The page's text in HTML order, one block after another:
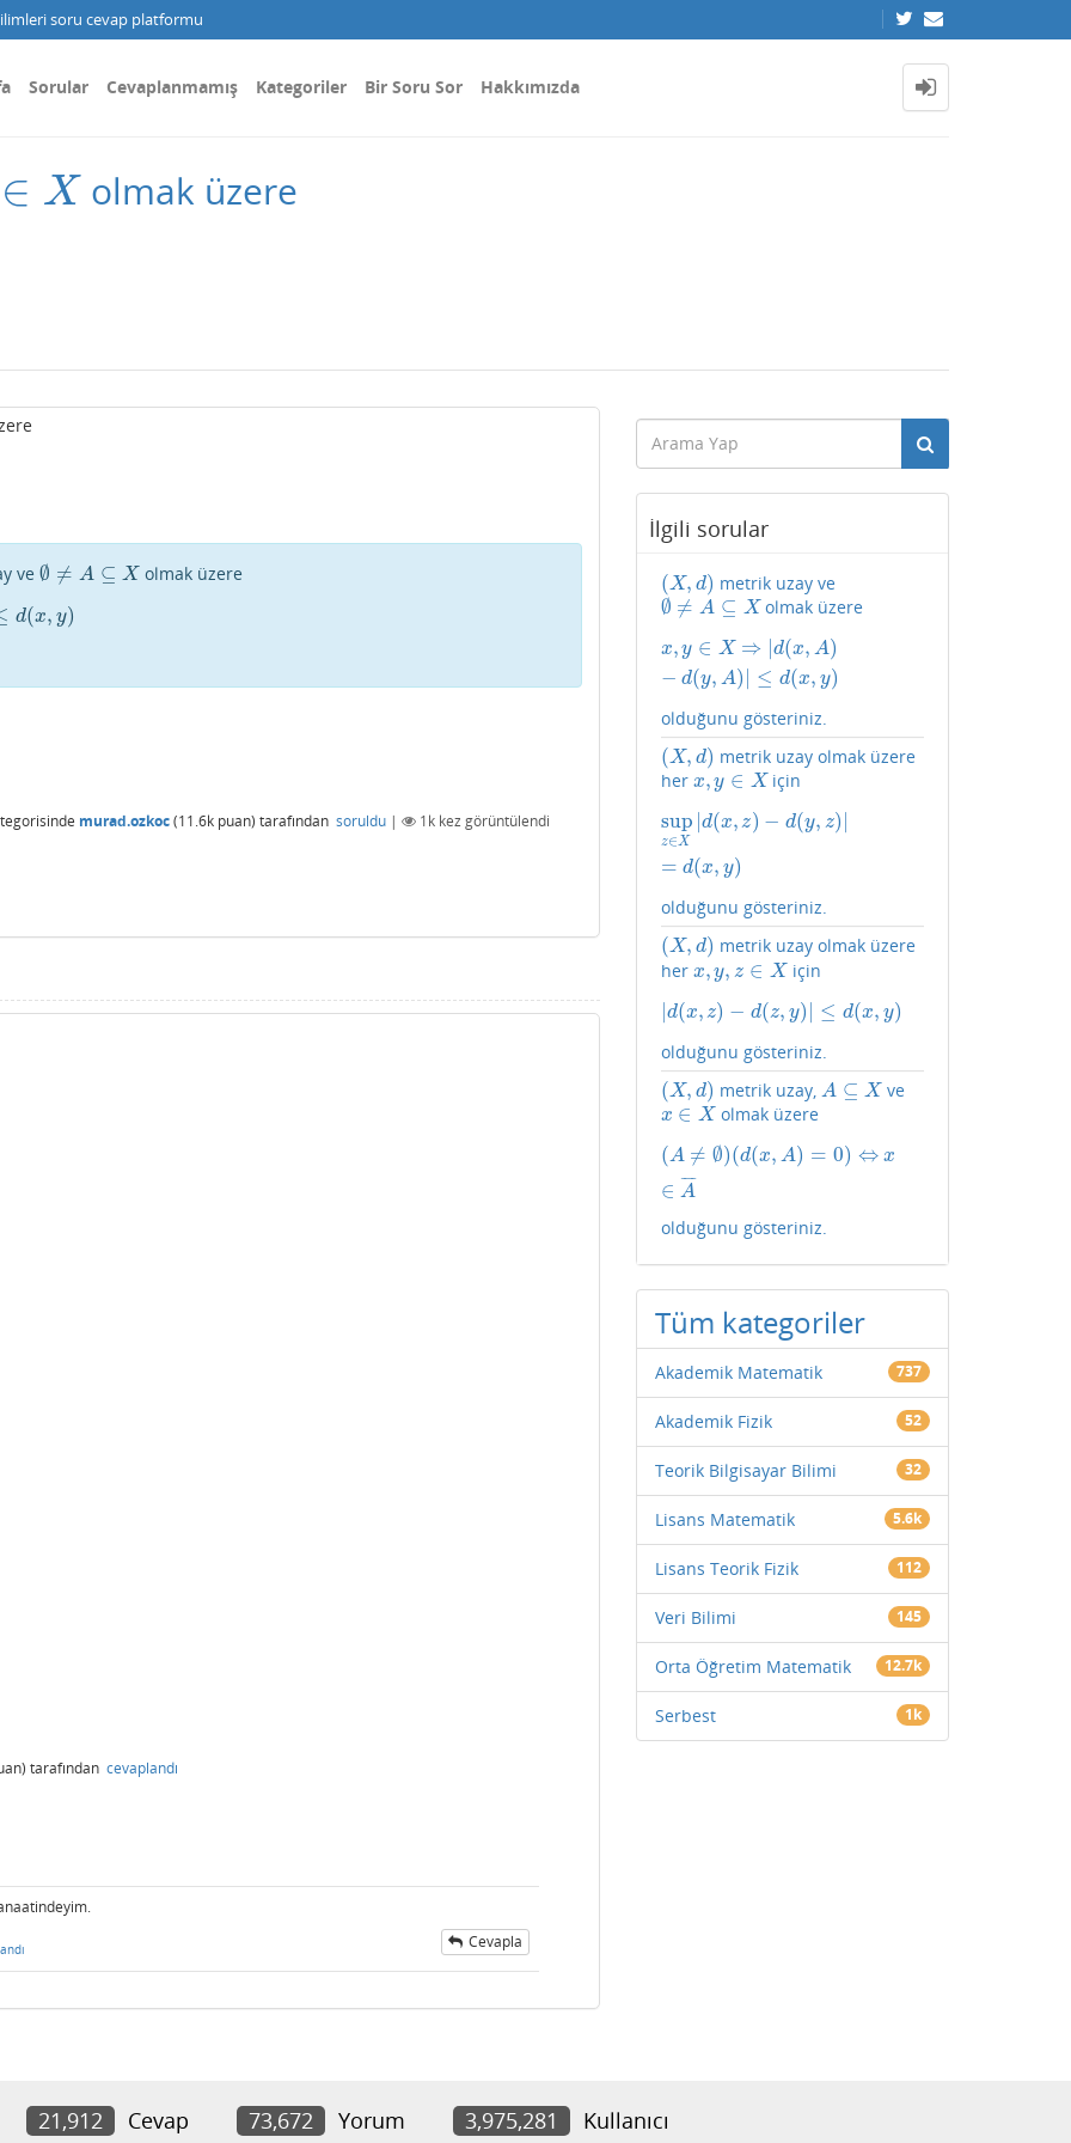
soru cevap platformu
Sorular Cevaplanmamış Kategoriler Bir Soru Sor Hakkımızda
∈ X
X olmak üzere
ve∅ ≠ A ⊆ X
∅ ≠A ⊆X olmak üzere
d(x, y)
)
murad.ozkoc(11.6k puan) tarafından soruldu | 1k kez görüntülendi
tarafından cevaplandı
Cevapla
İlgili sorular
(X, d)
(X,d) metrik uzay ve
∅ ≠ A ⊆ X
∅ ≠A ⊆X olmak üzere
x, y ∈ X ⇒ |d(x, A)
− d(y, A)| ≤ d(x, y)
x, y∈ X⇒ |d( ,A)−d (y,A
olduğunu gösteriniz.
(X, d)
(X,d)
metrik uzay olmak üzere
her x, y ∈ X
x,y∈ X için
sup
z∈X
d(x, z) − d(y, z)
= d(x, y)
supz∈X|d (x, z)−d(y,z)
olduğunu gösteriniz.
(X, d)
(X,d)
metrik uzay olmak üzere
her x, y, z ∈ X
x,y,z∈X için
|d(x, z) − d(z, y)| ≤ d(x, y)
|d( x,z )−d(z y)| d( x,y)
olduğunu gösteriniz.
(X, d)
(X,d) metrik uzay, A ⊆ X
A⊆X ve
x ∈ X
x∈X olmak üzere
(A ≠ ∅)(d(x, A) = 0) ⇔ x
∈ A
¯¯
¯¯
( A≠∅)(d(x ,A)= 0)⇔x∈A¯
olduğunu gösteriniz.
Tüm kategoriler
Akademik Matematik 737
Akademik Fizik 52
Teorik Bilgisayar Bilimi 32
Lisans Matematik 5.6k
Lisans Teorik Fizik 112
Veri Bilimi 145
Orta Öğretim Matematik 12.7k
Serbest 1k
21,912 Cevap 73,672 Yorum 3,975,281 Kullanıcı